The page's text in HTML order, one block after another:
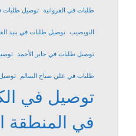
طلبات في الفروانية توصيل طلبات
النويصيب توصيل طلبات في بنيد
توصيل طلبات في جابر الأحمد
طلبات في علي صباح السالم
توصيل في
في المنطقة